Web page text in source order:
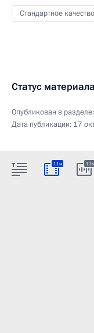
Стандартное
Статус материала
Опубликован в разделе:
Дата публикации: 17
11м 11м